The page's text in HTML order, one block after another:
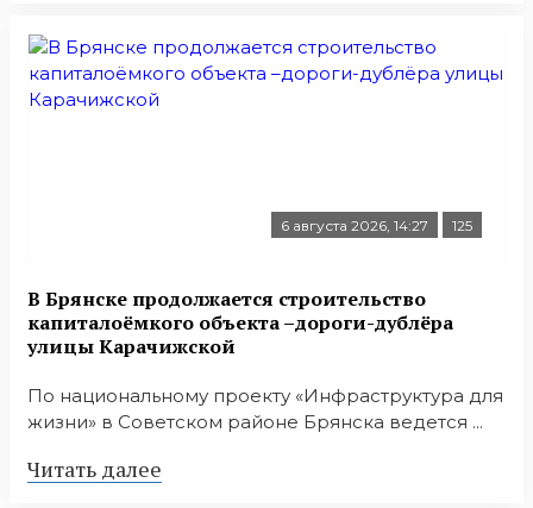
6 августа 2026, 14:27 125
В Брянске продолжается строительство
капиталоёмкого объекта –дороги-дублёра
улицы Карачижской
По национальному проекту «Инфраструктура для
жизни» в Советском районе Брянска ведется ...
Читать далее